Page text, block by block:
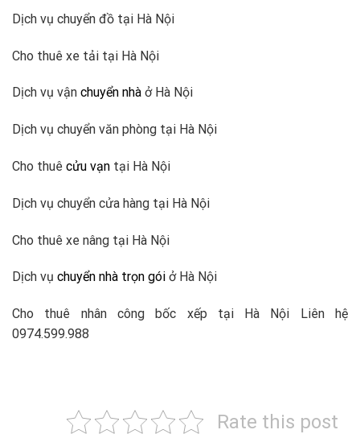
Dịch vụ chuyển đồ tại Hà Nội
Cho thuê xe tải tại Hà Nội
Dịch vụ vận chuyển nhà ở Hà Nội
Dịch vụ chuyển văn phòng tại Hà Nội
Cho thuê cửu vạn tại Hà Nội
Dịch vụ chuyển cửa hàng tại Hà Nội
Cho thuê xe nâng tại Hà Nội
Dịch vụ chuyển nhà trọn gói ở Hà Nội
Cho thuê nhân công bốc xếp tại Hà Nội Liên hệ
0974.599.988
Rate this post